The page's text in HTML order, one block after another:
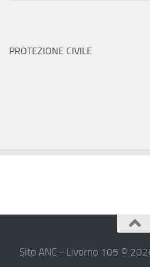
PROTEZIONE CIVILE
Sito ANC - Livorno 105 ©